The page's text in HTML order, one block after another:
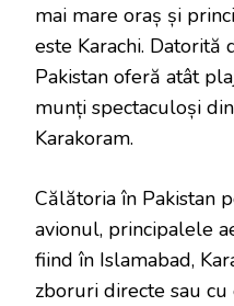
mai mare oraș și
este Karachi. Datorită
Pakistan oferă atât
munți spectaculoși
Karakoram.
Călătoria în Pakistan
avionul, principalele
fiind în Islamabad,
zboruri directe sau